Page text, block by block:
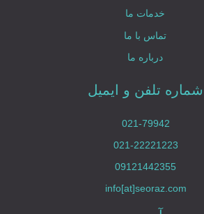
خدمات ما
تماس با ما
درباره ما
شماره تلفن و ایمیل
021-79942
021-22221223
09121442355
info[at]seoraz.com